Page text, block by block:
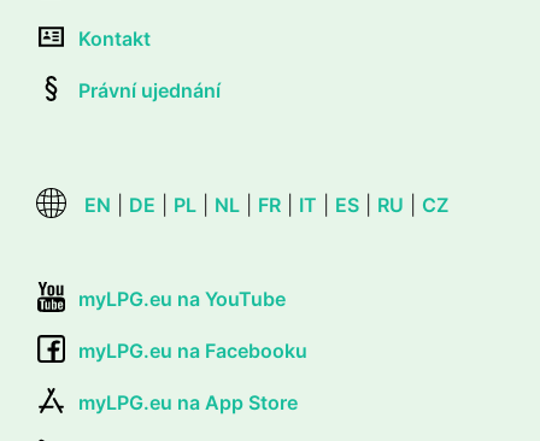
Kontakt
Právní ujednání
EN DE PL NL FR IT ES RU CZ
myLPG.eu na YouTube
myLPG.eu na Facebooku
myLPG.eu na App Store